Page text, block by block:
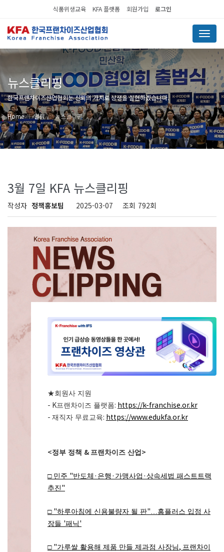
식품위생교육 KFA 플랫폼 회원가입 로그인
Menu
뉴스클리핑
한국프랜차이즈산업협회는 신뢰의 가치로 상생을 실현하겠습니다.
Home 알림 뉴스클리핑
3월 7일 KFA 뉴스클리핑
작성자 정책홍보팀 2025-03-07 조회 792회
★회원사 지원
- K프랜차이즈 플랫폼: https://k-franchise.or.kr
- 재직자 무료교육: https://www.edukfa.or.kr
<정부 정책 & 프랜차이즈 산업 >
□ 민주 "반도체 · 은행 · 가맹사업 · 상속세법 패스트트랙
추진 "
□ "하루아침에 신용불량자 될 판"…홈플러스 입점 사
장들 '패닉 '
□ "가루쌀 활용해 제품 만들 제과점 사장님 , 프랜차이